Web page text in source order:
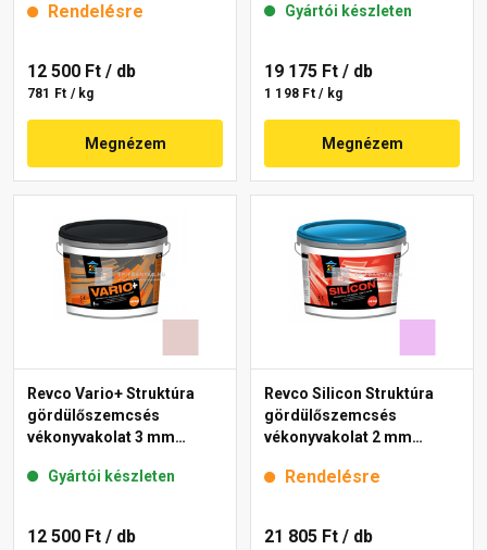
Rendelésre
12 500 Ft / db
781 Ft / kg
Megnézem
Gyártói készleten
19 175 Ft / db
1 198 Ft / kg
Megnézem
Revco Vario+ Struktúra
gördülőszemcsés
vékonyvakolat 3 mm
Gyártói készleten
12 500 Ft / db
Revco Silicon Struktúra
gördülőszemcsés
vékonyvakolat 2 mm
Rendelésre
21 805 Ft / db